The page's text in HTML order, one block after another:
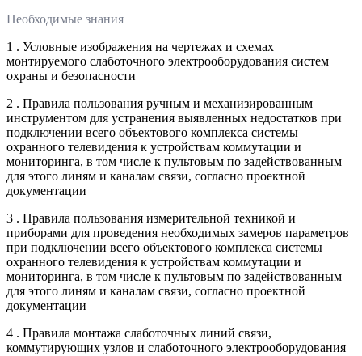
Необходимые знания
1 . Условные изображения на чертежах и схемах
монтируемого слаботочного электрооборудования систем
охраны и безопасности
2 . Правила пользования ручным и механизированным
инструментом для устранения выявленных недостатков при
подключении всего объектового комплекса системы
охранного телевидения к устройствам коммутации и
мониторинга, в том числе к пультовым по задействованным
для этого линям и каналам связи, согласно проектной
документации
3 . Правила пользования измерительной техникой и
приборами для проведения необходимых замеров параметров
при подключении всего объектового комплекса системы
охранного телевидения к устройствам коммутации и
мониторинга, в том числе к пультовым по задействованным
для этого линям и каналам связи, согласно проектной
документации
4 . Правила монтажа слаботочных линий связи,
коммутирующих узлов и слаботочного электрооборудования